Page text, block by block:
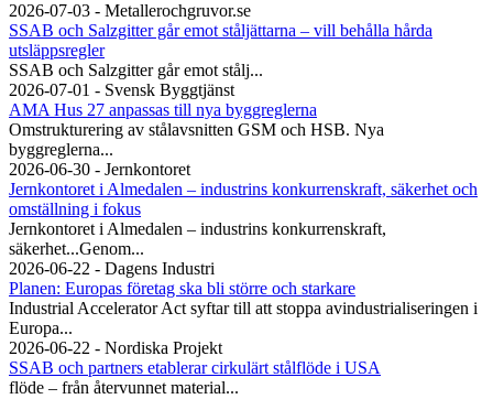
2026-07-03 - Metallerochgruvor.se
SSAB och Salzgitter går emot ståljättarna – vill behålla hårda
utsläppsregler
SSAB och Salzgitter går emot stålj...
2026-07-01 - Svensk Byggtjänst
AMA Hus 27 anpassas till nya byggreglerna
Omstrukturering av stålavsnitten GSM och HSB. Nya
byggreglerna...
2026-06-30 - Jernkontoret
Jernkontoret i Almedalen – industrins konkurrenskraft, säkerhet och
omställning i fokus
Jernkontoret i Almedalen – industrins konkurrenskraft,
säkerhet...Genom...
2026-06-22 - Dagens Industri
Planen: Europas företag ska bli större och starkare
Industrial Accelerator Act syftar till att stoppa avindustrialiseringen i
Europa...
2026-06-22 - Nordiska Projekt
SSAB och partners etablerar cirkulärt stålflöde i USA
flöde – från återvunnet material...